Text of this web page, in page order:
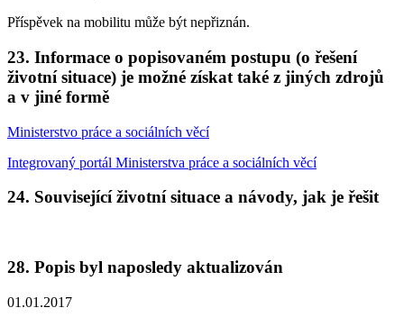
Příspěvek na mobilitu může být nepřiznán.
23. Informace o popisovaném postupu (o řešení
životní situace) je možné získat také z jiných zdrojů
a v jiné formě
Ministerstvo práce a sociálních věcí
Integrovaný portál Ministerstva práce a sociálních věcí
24. Související životní situace a návody, jak je řešit
28. Popis byl naposledy aktualizován
01.01.2017